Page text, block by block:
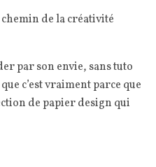
de la créativité
par son envie, sans tuto
c’est vraiment parce que
de papier design qui